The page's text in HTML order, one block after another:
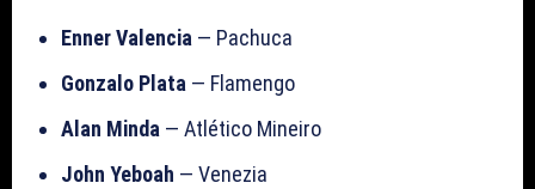
Enner Valencia — Pachuca
Gonzalo Plata — Flamengo
Alan Minda — Atlético Mineiro
John Yeboah — Venezia